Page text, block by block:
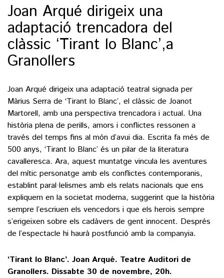
Joan Arqué dirigeix una
adaptació trencadora del
clàssic ‘Tirant lo Blanc’,a
Granollers
Joan Arqué dirigeix una adaptació teatral signada per
Màrius Serra de ‘Tirant lo Blanc’, el clàssic de Joanot
Martorell, amb una perspectiva trencadora i actual. Una
història plena de perills, amors i conflictes ressonen a
través del temps fins al món d’avui dia. Escrita fa més de
500 anys, ‘Tirant lo Blanc’ és un pilar de la literatura
cavalleresca. Ara, aquest muntatge vincula les aventures
del mític personatge amb els conflictes contemporanis,
establint paral·lelismes amb els relats nacionals que ens
expliquem en la societat moderna, suggerint que la història
sempre l’escriuen els vencedors i que els herois sempre
s’erigeixen sobre els cadàvers de gent innocent. Després
de l’espectacle hi haurà postfunció amb la companyia.
‘Tirant lo Blanc’. Joan Arqué. Teatre Auditori de
Granollers. Dissabte 30 de novembre, 20h.